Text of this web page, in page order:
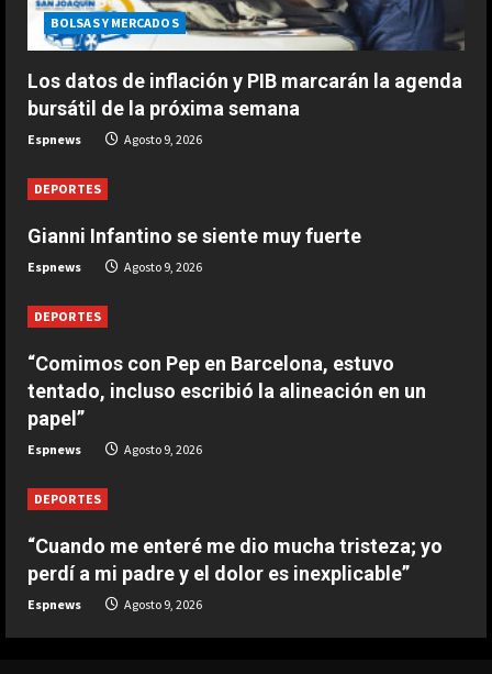
3
fuerte
Agosto 9, 2026
1-0: River toca fondo
Leo Messi ya está en Rosario para
BOLSAS Y MERCADOS
Los datos de inflación y PIB marcarán la agenda
bursátil de la próxima semana
Espnews Agosto 9, 2026
DEPORTES
Gianni Infantino se siente muy fuerte
Espnews Agosto 9, 2026
DEPORTES
“Comimos con Pep en Barcelona, estuvo
tentado, incluso escribió la alineación en un
papel”
Espnews Agosto 9, 2026
DEPORTES
“Cuando me enteré me dio mucha tristeza; yo
perdí a mi padre y el dolor es inexplicable”
Espnews Agosto 9, 2026